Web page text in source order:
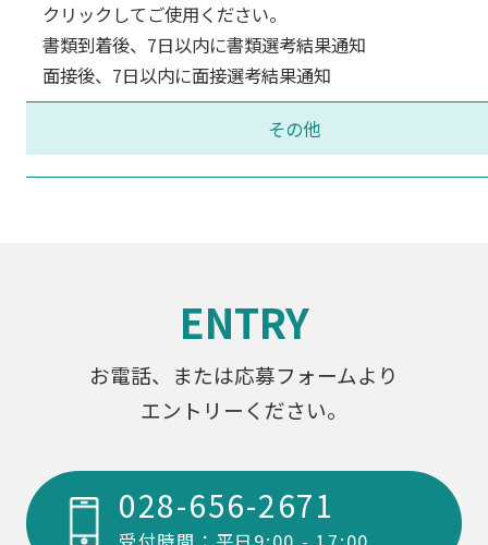
クリックしてご使用ください。
書類到着後、7日以内に書類選考結果通知
面接後、7日以内に面接選考結果通知
その他
ENTRY
お電話、または応募フォームより
エントリーください。
028-656-2671